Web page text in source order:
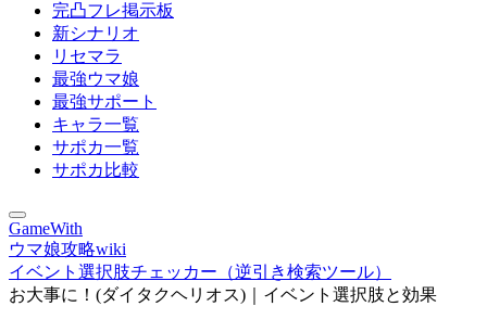
完凸フレ掲示板
新シナリオ
リセマラ
最強ウマ娘
最強サポート
キャラ一覧
サポカ一覧
サポカ比較
GameWith
ウマ娘攻略wiki
イベント選択肢チェッカー（逆引き検索ツール）
お大事に！(ダイタクヘリオス)｜イベント選択肢と効果